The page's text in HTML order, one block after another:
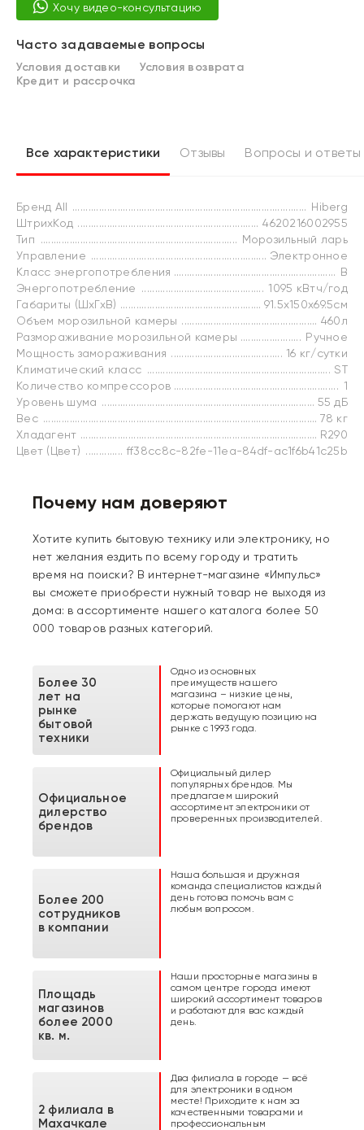
Хочу видео-консультацию
Часто задаваемые вопросы
Условия доставки
Условия возврата
Кредит и рассрочка
Все характеристики Отзывы Вопросы и ответы
Бренд All
Hiberg
ШтрихКод
4620216002955
Тип
Морозильный ларь
Управление
Электронное
Класс энергопотребления
B
Энергопотребление
1095 кВтч/год
Габариты (ШхГхВ)
91.5х150х69.5см
Объем морозильной камеры
460л
Размораживание морозильной камеры
Ручное
Мощность замораживания
16 кг/сутки
Климатический класс
ST
Количество компрессоров
1
Уровень шума
55 дБ
Вес
78 кг
Хладагент
R290
Цвет (Цвет)
ff38cc8c-82fe-11ea-84df-ac1f6b41c25b
Почему нам доверяют
Хотите купить бытовую технику или электронику, но
нет желания ездить по всему городу и тратить
время на поиски? В интернет-магазине «Импульс»
вы сможете приобрести нужный товар не выходя из
дома: в ассортименте нашего каталога более 50
000 товаров разных категорий.
Более 30
лет на
рынке
бытовой
техники
Одно из основных
преимуществ нашего
магазина – низкие цены,
которые помогают нам
держать ведущую позицию на
рынке с 1993 года.
Официальное
дилерство
брендов
Официальный дилер
популярных брендов. Мы
предлагаем широкий
ассортимент электроники от
проверенных производителей.
Более 200
сотрудников
в компании
Наша большая и дружная
команда специалистов каждый
день готова помочь вам с
любым вопросом.
Площадь
магазинов
более 2000
кв. м.
Наши просторные магазины в
самом центре города имеют
широкий ассортимент товаров
и работают для вас каждый
день.
2 филиала в
Махачкале
Два филиала в городе — всё
для электроники в одном
месте! Приходите к нам за
качественными товарами и
профессиональным